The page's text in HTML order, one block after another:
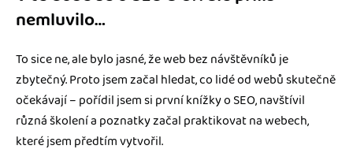
nemluvilo…
To sice ne, ale bylo jasné, že web bez návštěvníků je
zbytečný. Proto jsem začal hledat, co lidé od webů skutečně
očekávají – pořídil jsem si první knížky o SEO, navštívil
různá školení a poznatky začal praktikovat na webech,
které jsem předtím vytvořil.